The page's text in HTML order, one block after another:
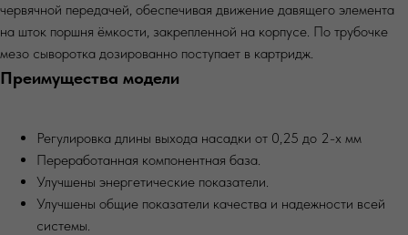
червячной передачей, обеспечивая движение давящего элемента
на шток поршня ёмкости, закрепленной на корпусе. По трубочке
мезо сыворотка дозированно поступает в картридж.
Преимущества модели
Регулировка длины выхода насадки от 0,25 до 2-х мм
Переработанная компонентная база.
Улучшены энергетические показатели.
Улучшены общие показатели качества и надежности всей
системы.